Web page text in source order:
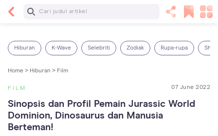
Baca Selanjutnya
Hiburan K-Wave Selebriti Zodiak Rupa-rupa
Home > Hiburan > Film
FILM 07 June 2022
Sinopsis dan Profil Pemain Jurassic World
Dominion, Dinosaurus dan Manusia
Berteman!